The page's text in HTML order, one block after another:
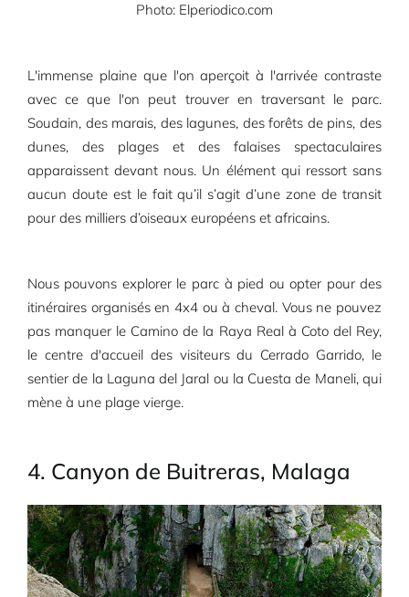
Photo: Elperiodico.com
L'immense plaine que l'on aperçoit à l'arrivée contraste
avec ce que l'on peut trouver en traversant le parc.
Soudain, des marais, des lagunes, des forêts de pins, des
dunes, des plages et des falaises spectaculaires
apparaissent devant nous. Un élément qui ressort sans
aucun doute est le fait qu’il s’agit d’une zone de transit
pour des milliers d’oiseaux européens et africains.
Nous pouvons explorer le parc à pied ou opter pour des
itinéraires organisés en 4x4 ou à cheval. Vous ne pouvez
pas manquer le Camino de la Raya Real à Coto del Rey,
le centre d'accueil des visiteurs du Cerrado Garrido, le
sentier de la Laguna del Jaral ou la Cuesta de Maneli, qui
mène à une plage vierge.
4. Canyon de Buitreras, Malaga